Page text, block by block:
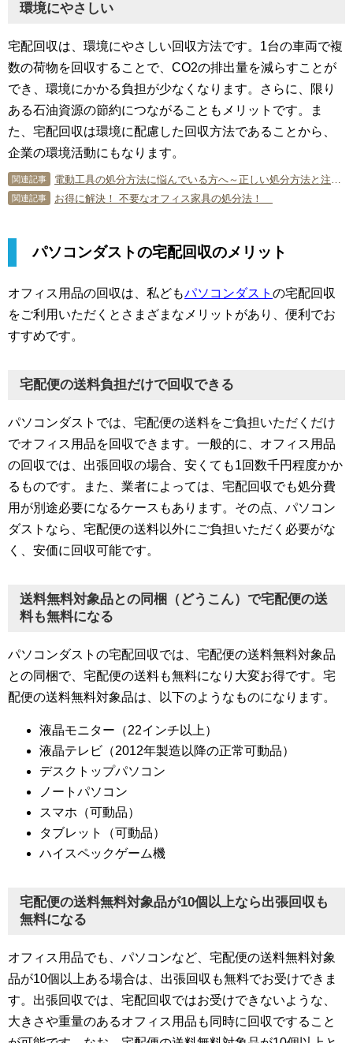
環境にやさしい
宅配回収は、環境にやさしい回収方法です。1台の車両で複
数の荷物を回収することで、CO2の排出量を減らすことが
でき、環境にかかる負担が少なくなります。さらに、限り
ある石油資源の節約につながることもメリットです。ま
た、宅配回収は環境に配慮した回収方法であることから、
企業の環境活動にもなります。
関連記事 電動工具の処分方法に悩んでいる方へ～正しい処分方法と注意点～
関連記事 お得に解決！ 不要なオフィス家具の処分法！
パソコンダストの宅配回収のメリット
オフィス用品の回収は、私どもパソコンダスト の宅配回収
をご利用いただくとさまざまなメリットがあり、便利でお
すすめです。
宅配便の送料負担だけで回収できる
パソコンダストでは、宅配便の送料をご負担いただくだけ
でオフィス用品を回収できます。一般的に、オフィス用品
の回収では、出張回収の場合、安くても1回数千円程度かか
るものです。また、業者によっては、宅配回収でも処分費
用が別途必要になるケースもあります。その点、パソコン
ダストなら、宅配便の送料以外にご負担いただく必要がな
く、安価に回収可能です。
送料無料対象品との同梱（どうこん）で宅配便の送
料も無料になる
パソコンダストの宅配回収では、宅配便の送料無料対象品
との同梱で、宅配便の送料も無料になり大変お得です。宅
配便の送料無料対象品は、以下のようなものになります。
液晶モニター（22インチ以上）
液晶テレビ（2012年製造以降の正常可動品）
デスクトップパソコン
ノートパソコン
スマホ（可動品）
タブレット（可動品）
ハイスペックゲーム機
宅配便の送料無料対象品が10個以上なら出張回収も
無料になる
オフィス用品でも、パソコンなど、宅配便の送料無料対象
品が10個以上ある場合は、出張回収も無料でお受けできま
す。出張回収では、宅配回収ではお受けできないような、
大きさや重量のあるオフィス用品も同時に回収ですること